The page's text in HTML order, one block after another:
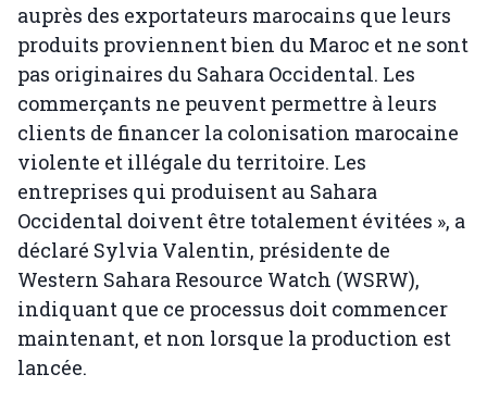
auprès des exportateurs marocains que leurs
produits proviennent bien du Maroc et ne sont
pas originaires du Sahara Occidental. Les
commerçants ne peuvent permettre à leurs
clients de financer la colonisation marocaine
violente et illégale du territoire. Les
entreprises qui produisent au Sahara
Occidental doivent être totalement évitées », a
déclaré Sylvia Valentin, présidente de
Western Sahara Resource Watch (WSRW),
indiquant que ce processus doit commencer
maintenant, et non lorsque la production est
lancée.